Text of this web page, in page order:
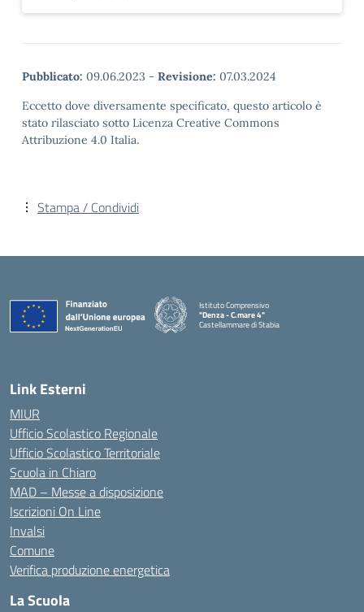
Pubblicato: 09.06.2023 - Revisione: 07.03.2024
Eccetto dove diversamente specificato, questo articolo è
stato rilasciato sotto Licenza Creative Commons
Attribuzione 4.0 Italia.
Stampa / Condividi
Istituto Comprensivo
"Denza - C.mare 4"
Castellammare di Stabia
Link Esterni
MIUR
Ufficio Scolastico Regionale
Ufficio Scolastico Territoriale
Scuola in Chiaro
MAD – Messe a disposizione
Iscrizioni On Line
Invalsi
Comune
Verifica produzione energetica
La Scuola